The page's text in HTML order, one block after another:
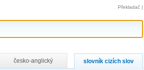
Překladač |
česko-anglický slovník cizích slov